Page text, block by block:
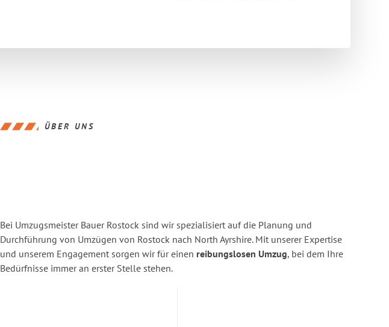
ÜBER UNS
Bei Umzugsmeister Bauer Rostock sind wir spezialisiert auf die Planung und
Durchführung von Umzügen von Rostock nach North Ayrshire. Mit unserer Expertise
und unserem Engagement sorgen wir für einen reibungslosen Umzug, bei dem Ihre
Bedürfnisse immer an erster Stelle stehen.